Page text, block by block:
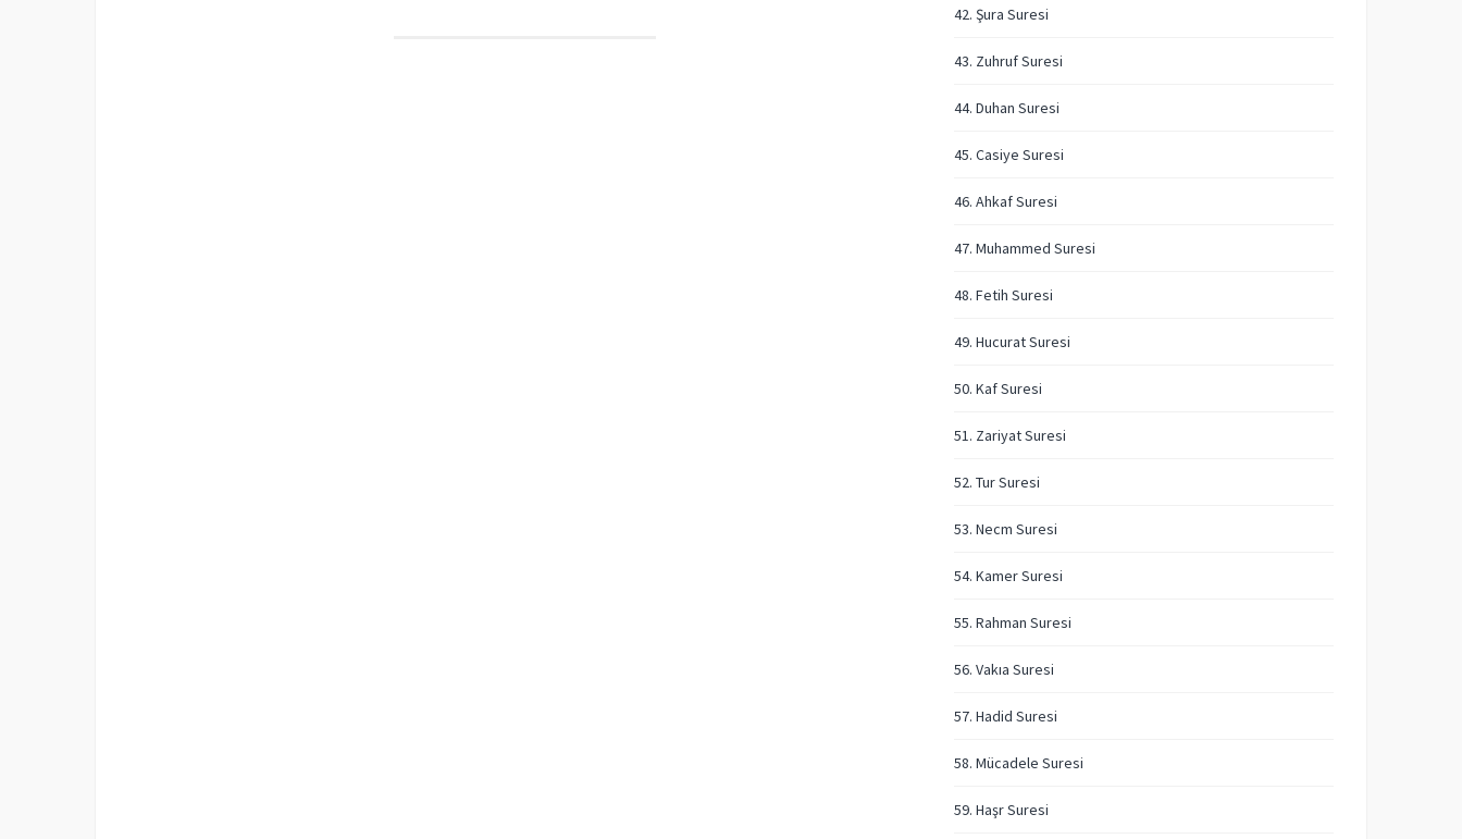
42. Şura Suresi
43. Zuhruf Suresi
44. Duhan Suresi
45. Casiye Suresi
46. Ahkaf Suresi
47. Muhammed Suresi
48. Fetih Suresi
49. Hucurat Suresi
50. Kaf Suresi
51. Zariyat Suresi
52. Tur Suresi
53. Necm Suresi
54. Kamer Suresi
55. Rahman Suresi
56. Vakıa Suresi
57. Hadid Suresi
58. Mücadele Suresi
59. Haşr Suresi